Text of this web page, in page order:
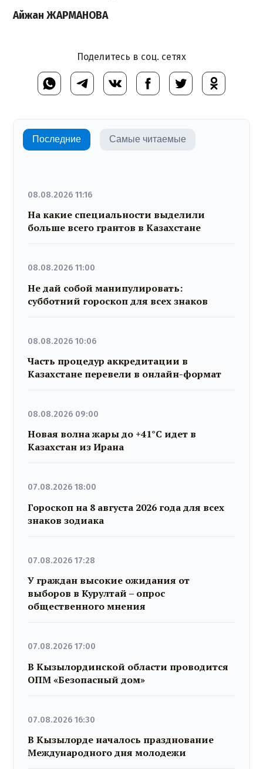
Поделитесь в соц. сетях
Айжан ЖАРМАНОВА
Последние Самые читаемые
08.08.2026 11:16
На какие специальности выделили
больше всего грантов в Казахстане
08.08.2026 11:00
Не дай собой манипулировать:
субботний гороскоп для всех знаков
08.08.2026 10:06
Часть процедур аккредитации в
Казахстане перевели в онлайн-формат
08.08.2026 09:00
Новая волна жары до +41°C идет в
Казахстан из Ирана
07.08.2026 18:00
Гороскоп на 8 августа 2026 года для всех
знаков зодиака
07.08.2026 17:28
У граждан высокие ожидания от
выборов в Курултай – опрос
общественного мнения
07.08.2026 17:00
В Кызылординской области проводится
ОПМ «Безопасный дом»
07.08.2026 16:30
В Кызылорде началось празднование
Международного дня молодежи